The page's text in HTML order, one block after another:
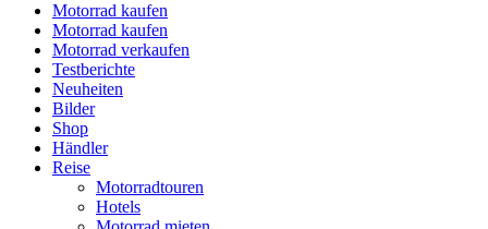
Motorrad kaufen
Motorrad kaufen
Motorrad verkaufen
Testberichte
Neuheiten
Bilder
Shop
Händler
Reise
Motorradtouren
Hotels